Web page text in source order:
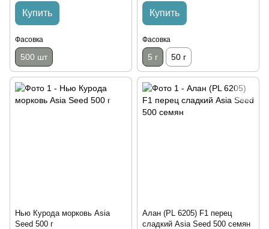
Купить
Фасовка
500 шт
Купить
Фасовка
5 г 50 г
Нью Курода морковь Asia
Seed 500 г
Алан (PL 6205) F1 перец
сладкий Asia Seed 500 семян